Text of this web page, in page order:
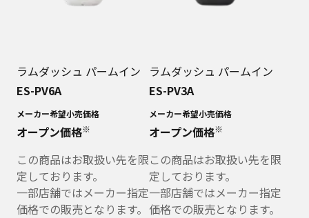
ラムダッシュ パームイン
ES-PV6A
メーカー希望小売価格
オープン価格※
この商品はお取扱い先を限
定しております。
一部店舗ではメーカー指定
価格での販売となります。
ラムダッシュ パームイン
ES-PV3A
メーカー希望小売価格
オープン価格※
この商品はお取扱い先を限
定しております。
一部店舗ではメーカー指定
価格での販売となります。